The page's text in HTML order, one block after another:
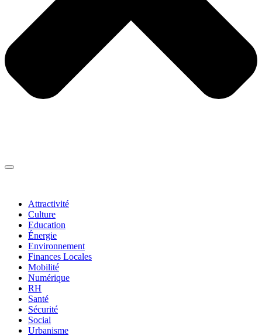
Attractivité
Culture
Education
Énergie
Environnement
Finances Locales
Mobilité
Numérique
RH
Santé
Sécurité
Social
Urbanisme